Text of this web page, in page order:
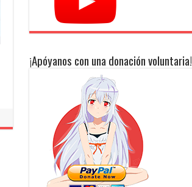
¡Apóyanos con una donación voluntaria!